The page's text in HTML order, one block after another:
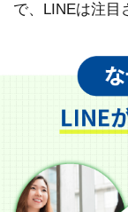
で、LINEは注目